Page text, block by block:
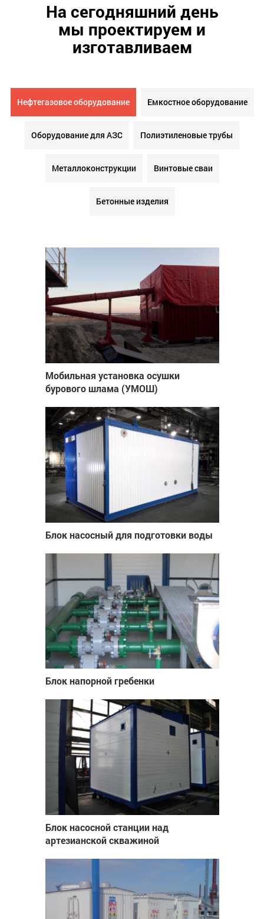
На сегодняшний день
мы проектируем и
изготавливаем
Нефтегазовое оборудование Емкостное оборудование
Оборудование для АЗС Полиэтиленовые трубы
Металлоконструкции Винтовые сваи
Бетонные изделия
Мобильная установка осушки
бурового шлама (УМОШ)
Блок насосный для подготовки воды
Блок напорной гребенки
Блок насосной станции над
артезианской скважиной